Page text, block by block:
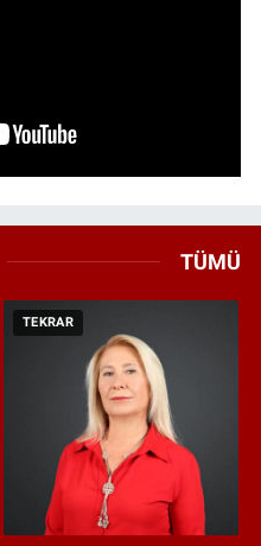
TÜMÜ
TEKRAR